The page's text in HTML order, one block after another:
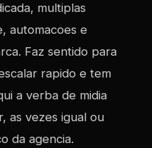
multiplas
automacoes e
Faz sentido para
rapido e tem
a verba de midia
as vezes igual ou
da agencia.